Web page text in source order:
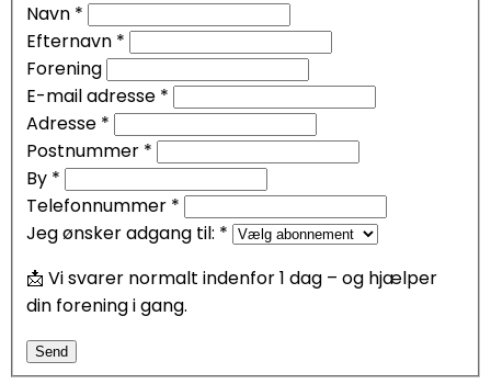
Navn *
Efternavn *
Forening
E-mail adresse *
Adresse *
Postnummer *
By *
Telefonnummer *
Jeg ønsker adgang til: *
📩 Vi svarer normalt indenfor 1 dag – og hjælper
din forening i gang.
Send